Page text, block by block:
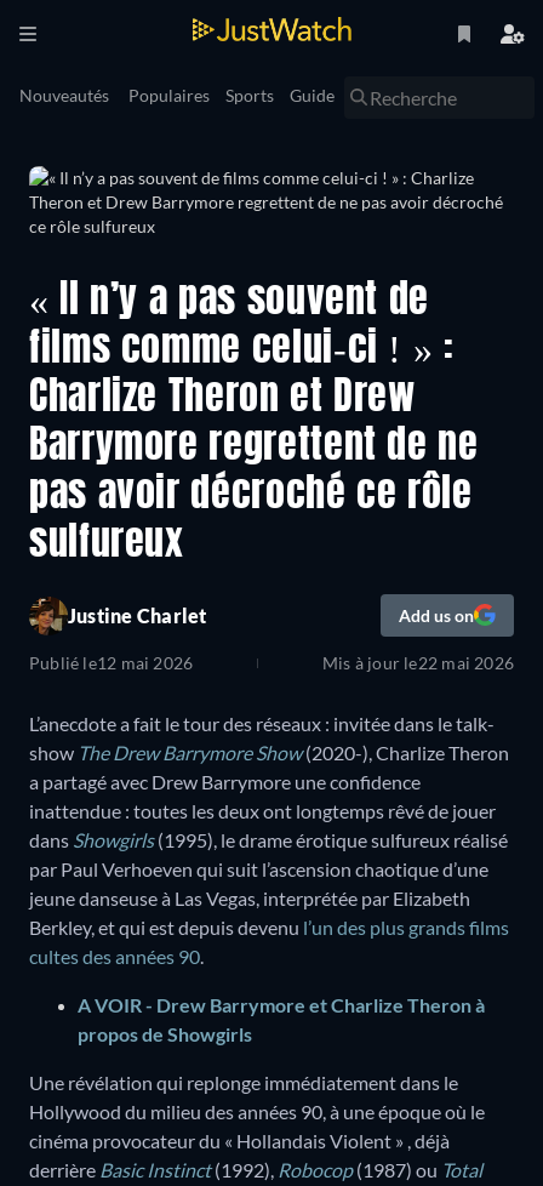
Nouveautés Populaires Sports Guide
« Il n’y a pas souvent de
films comme celui-ci ! » :
Charlize Theron et Drew
Barrymore regrettent de ne
pas avoir décroché ce rôle
sulfureux
Justine Charlet Add us on
Publié le12 mai 2026 Mis à jour le22 mai 2026
L’anecdote a fait le tour des réseaux : invitée dans le talk-
show The Drew Barrymore Show (2020-), Charlize Theron
a partagé avec Drew Barrymore une confidence
inattendue : toutes les deux ont longtemps rêvé de jouer
dans Showgirls(1995), le drame érotique sulfureux réalisé
par Paul Verhoeven qui suit l’ascension chaotique d’une
jeune danseuse à Las Vegas, interprétée par Elizabeth
Berkley, et qui est depuis devenu l’un des plus grands films
cultes des années 90.
A VOIR - Drew Barrymore et Charlize Theron à
propos de Showgirls
Une révélation qui replonge immédiatement dans le
Hollywood du milieu des années 90, à une époque où le
cinéma provocateur du « Hollandais Violent » , déjà
derrière Basic Instinct(1992), Robocop(1987) ou Total